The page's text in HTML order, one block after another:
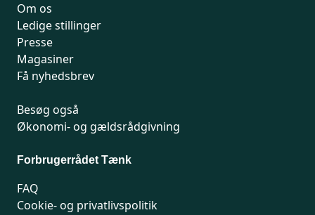
Om os
Ledige stillinger
Presse
Magasiner
Få nyhedsbrev
Besøg også
Økonomi- og gældsrådgivning
Forbrugerrådet Tænk
FAQ
Cookie- og privatlivspolitik